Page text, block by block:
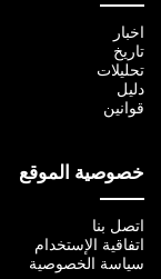
اخبار
تاريخ
تحليلات
دليل
قوانين
خصوصية الموقع
اتصل بنا
اتفاقية الإستخدام
سياسة الخصوصية